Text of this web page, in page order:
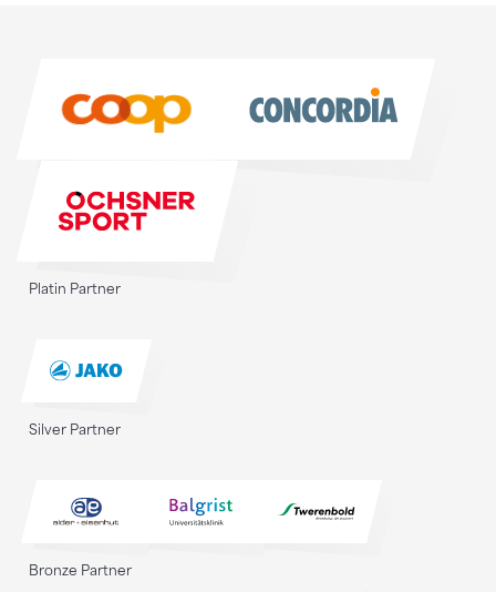
Platin Partner
Silver Partner
Bronze Partner